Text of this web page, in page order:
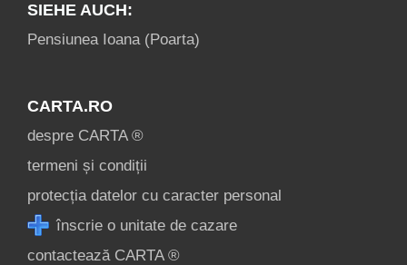
SIEHE AUCH:
Pensiunea Ioana (Poarta)
CARTA.RO
despre CARTA ®
termeni și condiții
protecția datelor cu caracter personal
înscrie o unitate de cazare
contactează CARTA ®